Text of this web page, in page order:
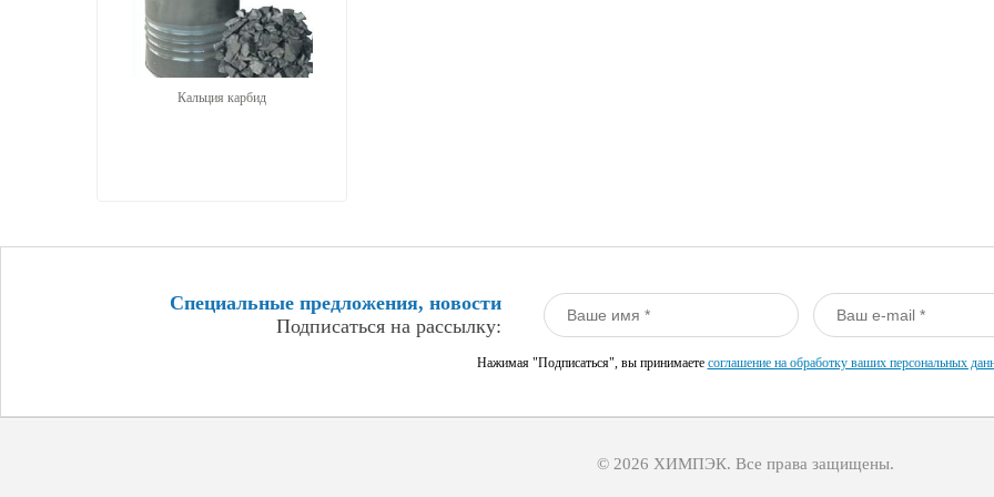
Кальция карбид
Специальные предложения, новости
Подписаться на рассылку:
Нажимая "Подписаться", вы принимаете соглашение на обработку ваших персональных
© 2026 ХИМПЭК. Все права защищены.